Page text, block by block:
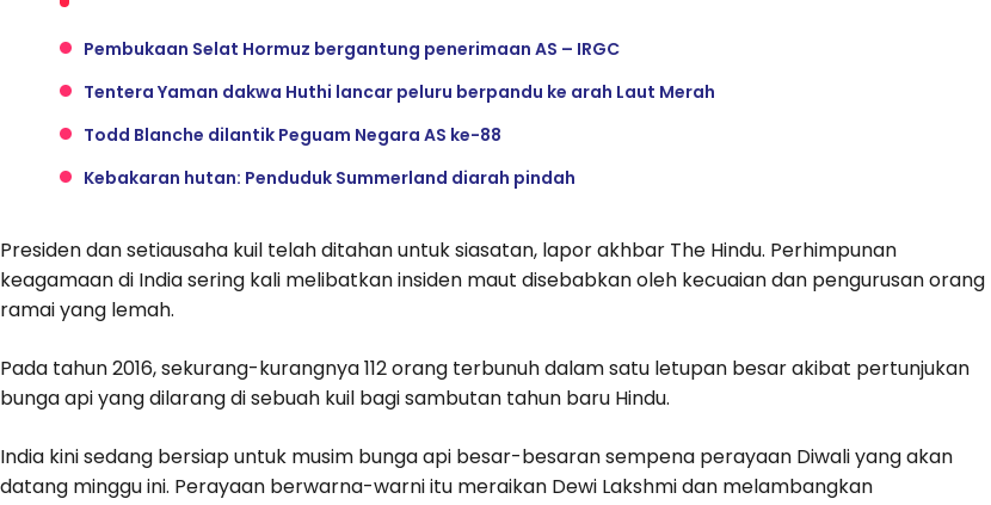
Pembukaan Selat Hormuz bergantung penerimaan AS – IRGC
Tentera Yaman dakwa Huthi lancar peluru berpandu ke arah Laut Merah
Todd Blanche dilantik Peguam Negara AS ke-88
Kebakaran hutan: Penduduk Summerland diarah pindah
Presiden dan setiausaha kuil telah ditahan untuk siasatan, lapor akhbar The Hindu. Perhimpunan
keagamaan di India sering kali melibatkan insiden maut disebabkan oleh kecuaian dan pengurusan orang
ramai yang lemah.
Pada tahun 2016, sekurang-kurangnya 112 orang terbunuh dalam satu letupan besar akibat pertunjukan
bunga api yang dilarang di sebuah kuil bagi sambutan tahun baru Hindu.
India kini sedang bersiap untuk musim bunga api besar-besaran sempena perayaan Diwali yang akan
datang minggu ini. Perayaan berwarna-warni itu meraikan Dewi Lakshmi dan melambangkan